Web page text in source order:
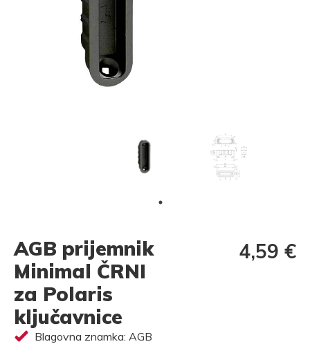
AGB prijemnik
Minimal ČRNI
za Polaris
ključavnice
4,59 €
Blagovna znamka: AGB